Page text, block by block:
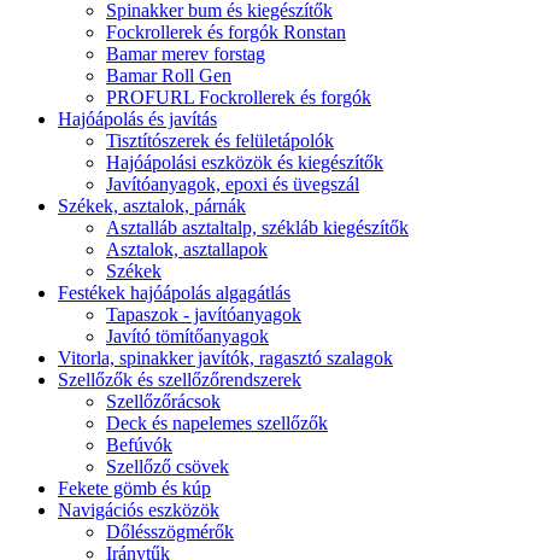
Spinakker bum és kiegészítők
Fockrollerek és forgók Ronstan
Bamar merev forstag
Bamar Roll Gen
PROFURL Fockrollerek és forgók
Hajóápolás és javítás
Tisztítószerek és felületápolók
Hajóápolási eszközök és kiegészítők
Javítóanyagok, epoxi és üvegszál
Székek, asztalok, párnák
Asztalláb asztaltalp, székláb kiegészítők
Asztalok, asztallapok
Székek
Festékek hajóápolás algagátlás
Tapaszok - javítóanyagok
Javító tömítőanyagok
Vitorla, spinakker javítók, ragasztó szalagok
Szellőzők és szellőzőrendszerek
Szellőzőrácsok
Deck és napelemes szellőzők
Befúvók
Szellőző csövek
Fekete gömb és kúp
Navigációs eszközök
Dőlésszögmérők
Iránytűk